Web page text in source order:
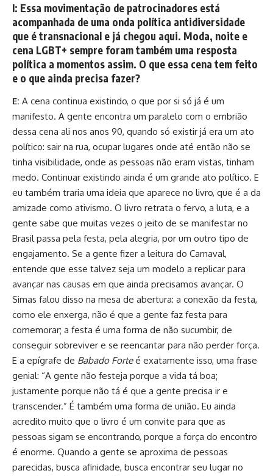
I: Essa movimentação de patrocinadores está
acompanhada de uma onda política antidiversidade
que é transnacional e já chegou aqui. Moda, noite e
cena LGBT+ sempre foram também uma resposta
política a momentos assim. O que essa cena tem feito
e o que ainda precisa fazer?
E: A cena continua existindo, o que por si só já é um
manifesto. A gente encontra um paralelo com o embrião
dessa cena ali nos anos 90, quando só existir já era um ato
político: sair na rua, ocupar lugares onde até então não se
tinha visibilidade, onde as pessoas não eram vistas, tinham
medo. Continuar existindo ainda é um grande ato político. E
eu também traria uma ideia que aparece no livro, que é a da
amizade como ativismo. O livro retrata o fervo, a luta, e a
gente sabe que muitas vezes o jeito de se manifestar no
Brasil passa pela festa, pela alegria, por um outro tipo de
engajamento. Se a gente fizer a leitura do Carnaval,
entende que esse talvez seja um modelo a replicar para
avançar nas causas em que ainda precisamos avançar. O
Simas falou disso na mesa de abertura: a conexão da festa,
como ele enxerga, não é que a gente faz festa para
comemorar; a festa é uma forma de não sucumbir, de
conseguir sobreviver e se reencantar para não perder força.
E a epígrafe de Babado Forteé exatamente isso, uma frase
genial: “A gente não festeja porque a vida tá boa;
justamente porque não tá é que a gente precisa ir e
transcender.” É também uma forma de união. Eu ainda
acredito muito que o livro é um convite para que as
pessoas sigam se encontrando, porque a força do encontro
é enorme. Quando a gente se aproxima de pessoas
parecidas, busca afinidade, busca encontrar seu lugar no